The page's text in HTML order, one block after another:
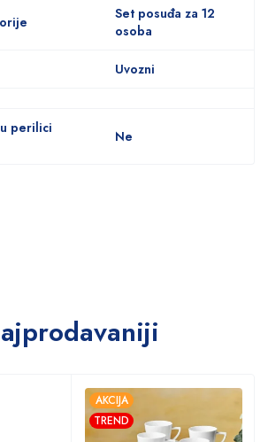
Set posuđa za 12
osoba
Uvozni
perilici
Ne
AKCIJA
TREND